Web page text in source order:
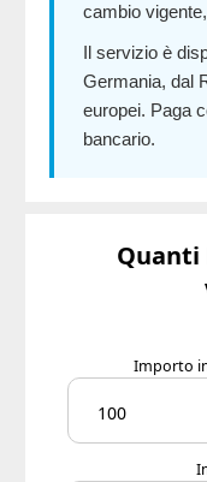
cambio
Il servizio è
Germania, dal
europei. Paga
bancario.
Quanti
Importo